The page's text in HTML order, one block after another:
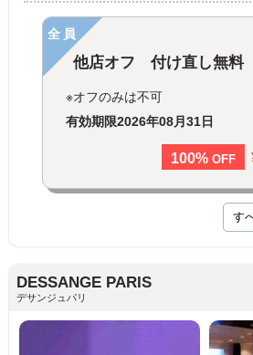
全員
他店オフ 付け直し無料
※オフのみは不可
有効期限2026年08月31日
100% OFF
す
DESSANGE PARIS
デサンジュパリ